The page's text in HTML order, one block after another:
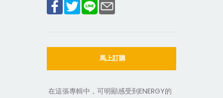
馬上訂購
在這張專輯中，可明顯感受到ENERGY的